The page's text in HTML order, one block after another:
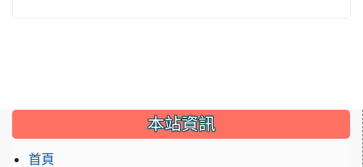
::: 本站資訊
首頁